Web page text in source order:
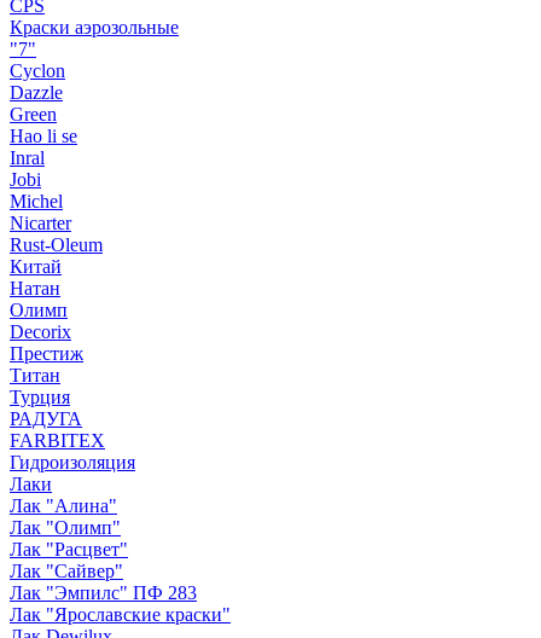
CPS
Краски аэрозольные
"7"
Cyclon
Dazzle
Green
Hao li se
Inral
Jobi
Michel
Nicarter
Rust-Oleum
Китай
Натан
Олимп
Decorix
Престиж
Титан
Турция
РАДУГА
FARBITEX
Гидроизоляция
Лаки
Лак "Алина"
Лак "Олимп"
Лак "Расцвет"
Лак "Сайвер"
Лак "Эмпилс" ПФ 283
Лак "Ярославские краски"